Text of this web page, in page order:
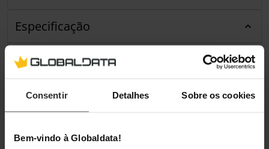
Consentir Detalhes Sobre os cookies
Bem-vindo à Globaldata!
Especificação
Cor
Preto
Memória Ram
2GB
integrado)